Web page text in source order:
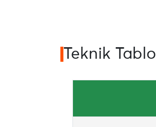
Teknik Tablo